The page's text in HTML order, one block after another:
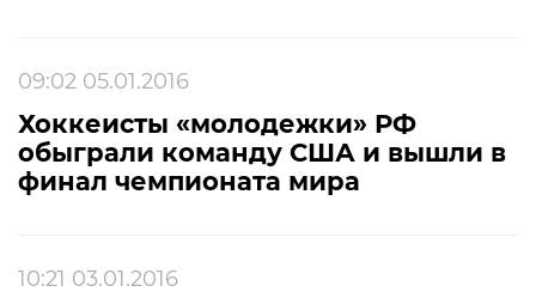
09:02 05.01.2016
Хоккеисты «молодежки» РФ
обыграли команду США и вышли в
финал чемпионата мира
10:21 03.01.2016